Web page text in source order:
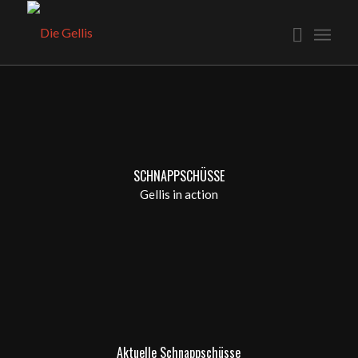
SCHNAPPSCHÜSSE
Gellis in action
Aktuelle Schnappschüsse